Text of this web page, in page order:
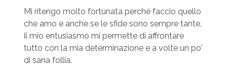
Mi ritengo molto fortunata perché faccio quello
che amo e anche se le sfide sono sempre tante,
il mio entusiasmo mi permette di affrontare
tutto con la mia determinazione e a volte un po’
di sana follia.